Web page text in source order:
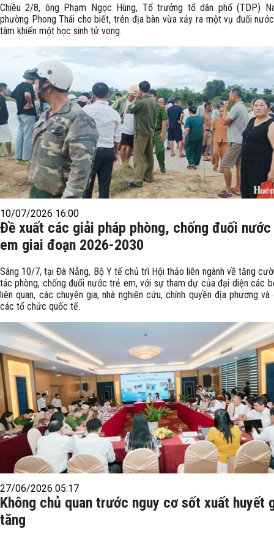
Chiều 2/8, ông Phạm Ngọc Hùng, Tổ trưởng tổ dân phố (TDP)
phường Phong Thái cho biết, trên địa bàn vừa xảy ra một vụ đuối
tâm khiến một học sinh tử vong.
10/07/2026 16:00
Đề xuất các giải pháp phòng, chống đuối
em giai đoạn 2026-2030
Sáng 10/7, tại Đà Nẵng, Bộ Y tế chủ trì Hội thảo liên ngành về tăng
tác phòng, chống đuối nước trẻ em, với sự tham dự của đại diện các
liên quan, các chuyên gia, nhà nghiên cứu, chính quyền địa phương và
các tổ chức quốc tế.
27/06/2026 05:17
Không chủ quan trước nguy cơ sốt xuất huyết
tăng